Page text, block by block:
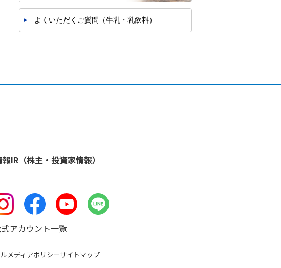
よくいただくご質問（牛乳・乳飲料）
報IR（株主・投資家情報）
アカウント一覧
メディアポリシーサイトマップ